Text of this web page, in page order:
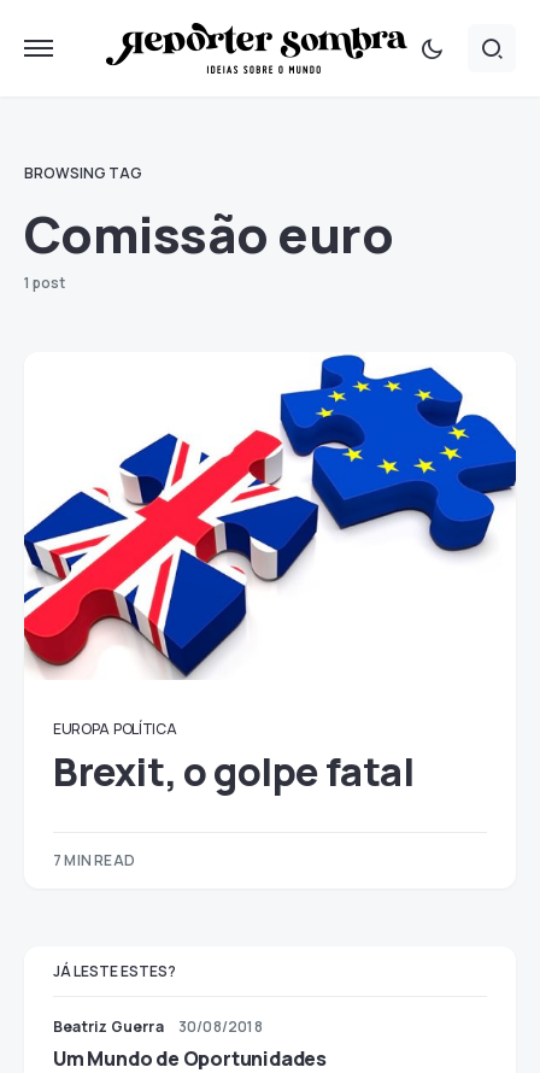
BROWSING TAG
Comissão euro
1 post
EUROPA POLÍTICA
Brexit, o golpe fatal
7 MIN READ
JÁ LESTE ESTES?
Beatriz Guerra 30/08/2018
Um Mundo de Oportunidades